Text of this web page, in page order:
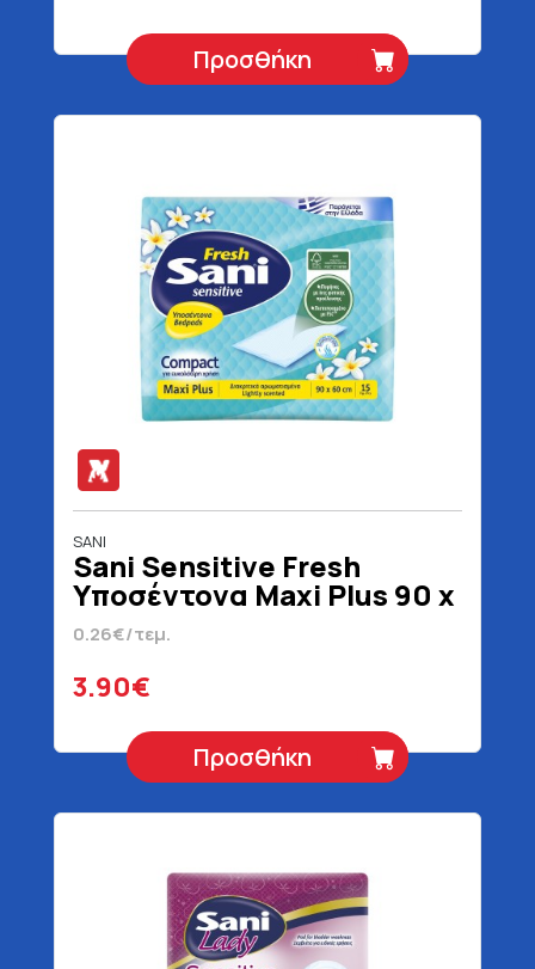
Προσθήκη
SANI
Sani Sensitive Fresh
Υποσέντονα Maxi Plus 90 x
60 15 Τεμάχια
0.26€/τεμ.
3.90€
Προσθήκη